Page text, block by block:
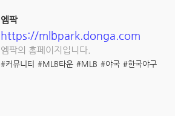
엠팍
https://mlbpark.donga.com
엠팍의 홈페이지입니다.
#커뮤니티 #MLB타운 #MLB #야국 #한국야구